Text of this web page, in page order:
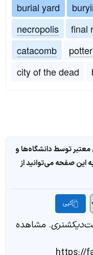
burial yard
necropolis
final
catacomb
city of the dead
توسط دانشگاه‌ها و
این صفحه می‌توانید از
کپی
. مشاهده